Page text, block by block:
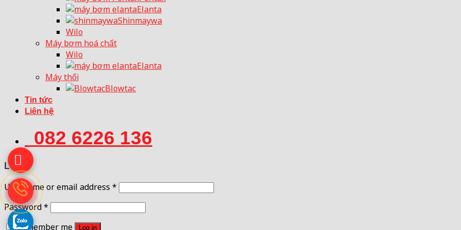
Elanta
Shinmaywa
Wilo
Máy bơm hoá chất
Wilo
Elanta
Máy thổi
Blowtac
Tin tức
Liên hệ
082 6226 136
Login
Username or email address *
Password*
Remember me
Log in